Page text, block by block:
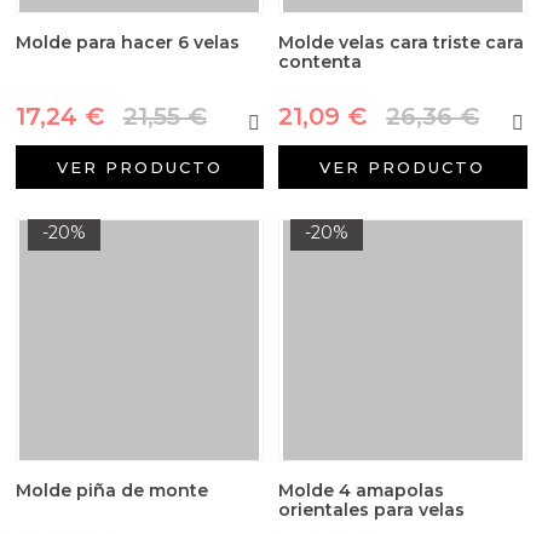
Molde para hacer 6 velas
17,24 € 21,55 €
VER PRODUCTO
Molde velas cara triste cara
contenta
21,09 € 26,36 €
VER PRODUCTO
-20%
Molde piña de monte
-20%
Molde 4 amapolas
orientales para velas